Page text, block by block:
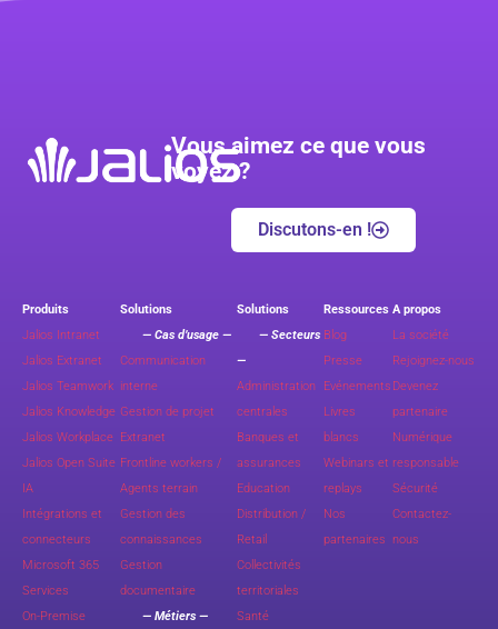
Vous aimez ce que vous
voyez ?
Discutons-en !
Produits
Jalios Intranet
Jalios Extranet
Jalios Teamwork
Jalios Knowledge
Jalios Workplace
Jalios Open Suite
IA
Intégrations et
connecteurs
Microsoft 365
Services
On-Premise
Solutions
— Cas d’usage —
Communication
interne
Gestion de projet
Extranet
Frontline workers /
Agents terrain
Gestion des
connaissances
Gestion
documentaire
— Métiers —
Solutions
— Secteurs
—
Administration
centrales
Banques et
assurances
Education
Distribution /
Retail
Collectivités
territoriales
Santé
Ressources
Blog
Presse
Evénements
Livres
blancs
Webinars et
replays
Nos
partenaires
A propos
La société
Rejoignez-nous
Devenez
partenaire
Numérique
responsable
Sécurité
Contactez-
nous